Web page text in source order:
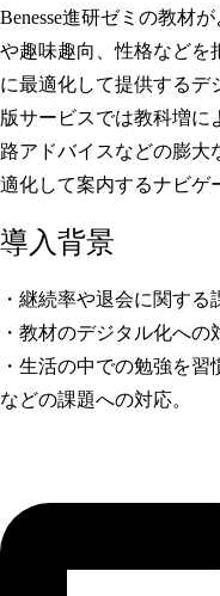
Benesse進研ゼミの教材
や趣味趣向、性格などを
に最適化して提供するデ
版サービスでは教科増に
路アドバイスなどの膨大
適化して案内するナビゲ
導入背景
・継続率や退会に関する
・教材のデジタル化への
・生活の中での勉強を習
などの課題への対応。